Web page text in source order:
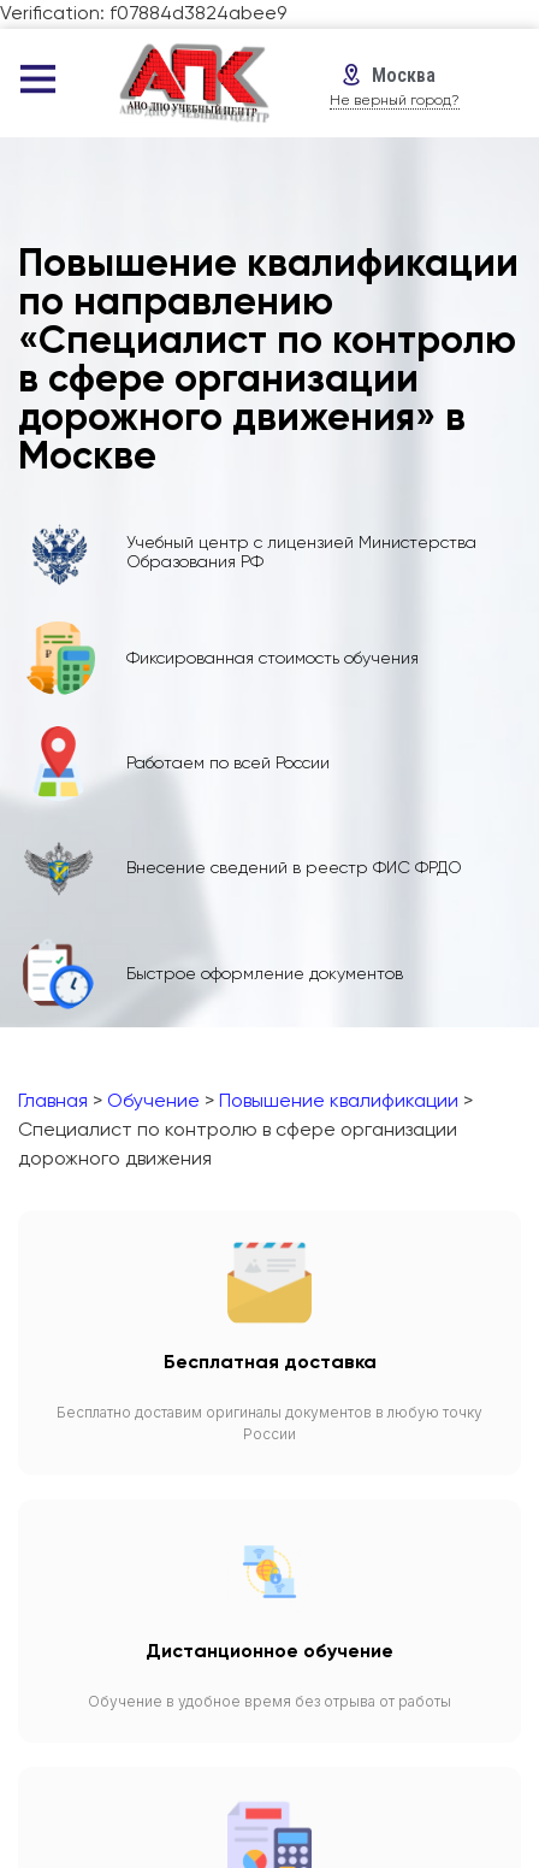
Verification: f07884d3824abee9
Москва
Не верный город?
Повышение квалификации
по направлению
«Специалист по контролю
в сфере организации
дорожного движения» в
Москве
Учебный центр с лицензией Министерства
Образования РФ
Фиксированная стоимость обучения
Работаем по всей России
Внесение сведений в реестр ФИС ФРДО
Быстрое оформление документов
Главная > Обучение > Повышение квалификации >
Специалист по контролю в сфере организации
дорожного движения
Бесплатная доставка
Бесплатно доставим оригиналы документов в любую точку
России
Дистанционное обучение
Обучение в удобное время без отрыва от работы